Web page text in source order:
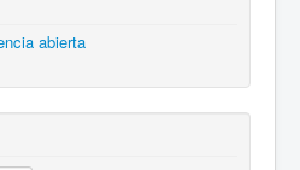
abierta